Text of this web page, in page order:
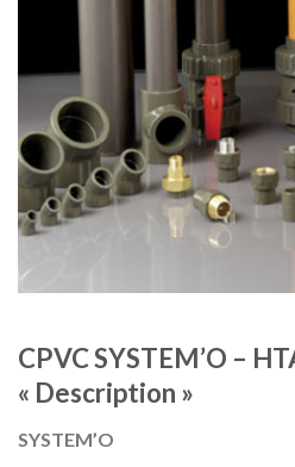
CPVC SYSTEM’O –
« Description »
SYSTEM’O